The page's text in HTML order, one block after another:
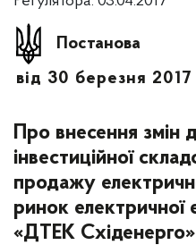
Постанова
від 30 березня
Про внесення змін
інвестиційної
продажу
ринок електричної
«ДТЕК Східенерго»